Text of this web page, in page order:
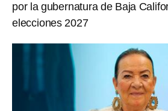
por la gubernatura de Baja
elecciones 2027